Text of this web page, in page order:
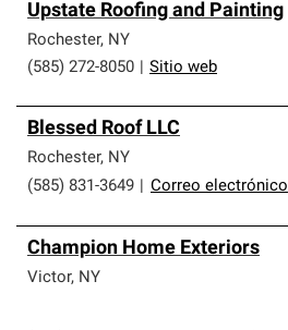
Upstate Roofing and Painting
Rochester, NY
(585) 272-8050
Sitio web
Blessed Roof LLC
Rochester, NY
(585) 831-3649
Correo electrónico
Champion Home Exteriors
Victor, NY